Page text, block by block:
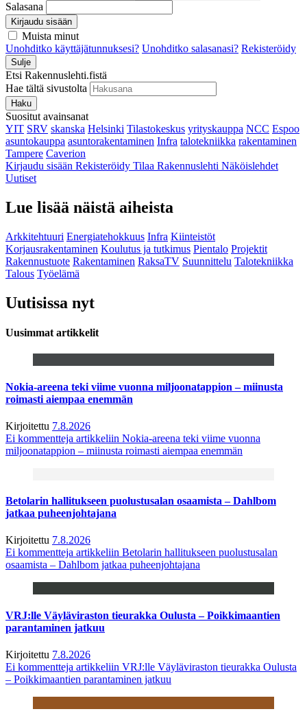
Salasana
Kirjaudu sisään
Muista minut
Unohditko käyttäjätunnuksesi? Unohditko salasanasi? Rekisteröidy
Sulje
Etsi Rakennuslehti.fistä
Hae tältä sivustolta
Haku
Suositut avainsanat
YIT SRV skanska Helsinki Tilastokeskus yrityskauppa NCC Espoo
asuntokauppa asuntorakentaminen Infra talotekniikka rakentaminen
Tampere Caverion
Kirjaudu sisään Rekisteröidy Tilaa Rakennuslehti Näköislehdet
Uutiset
Lue lisää näistä aiheista
Arkkitehtuuri Energiatehokkuus Infra Kiinteistöt
Korjausrakentaminen Koulutus ja tutkimus Pientalo Projektit
Rakennustuote Rakentaminen RaksaTV Suunnittelu Talotekniikka
Talous Työelämä
Uutisissa nyt
Uusimmat artikkelit
Nokia-areena teki viime vuonna miljoonatappion – miinusta
roimasti aiempaa enemmän
Kirjoitettu 7.8.2026
Ei kommentteja artikkeliin Nokia-areena teki viime vuonna
miljoonatappion – miinusta roimasti aiempaa enemmän
Betolarin hallitukseen puolustusalan osaamista – Dahlbom
jatkaa puheenjohtajana
Kirjoitettu 7.8.2026
Ei kommentteja artikkeliin Betolarin hallitukseen puolustusalan
osaamista – Dahlbom jatkaa puheenjohtajana
VRJ:lle Väyläviraston tieurakka Oulusta – Poikkimaantien
parantaminen jatkuu
Kirjoitettu 7.8.2026
Ei kommentteja artikkeliin VRJ:lle Väyläviraston tieurakka Oulusta
– Poikkimaantien parantaminen jatkuu